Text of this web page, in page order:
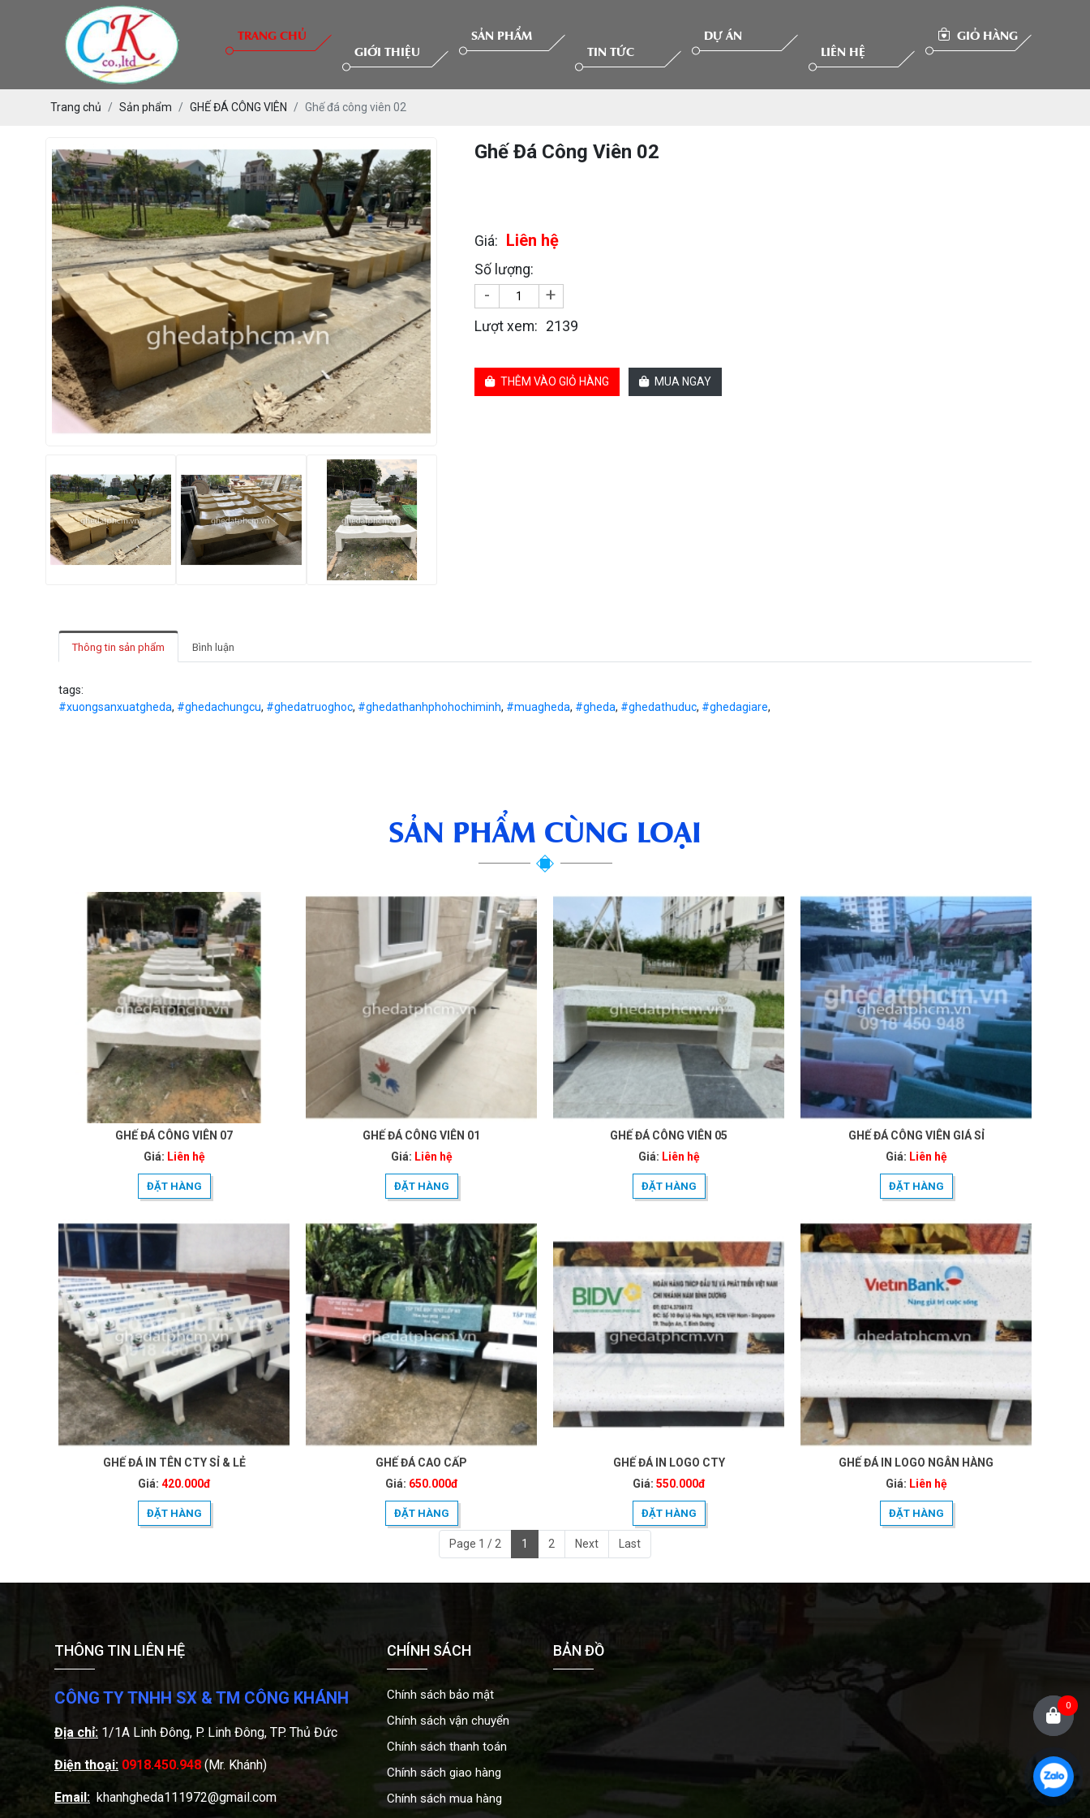
TRANG CHỦ
GIỚI THIỆU
SẢN PHẨM
TIN TỨC
DỰ ÁN
LIÊN HỆ
GIỎ HÀNG
Trang chủ Sản phẩm GHẾ ĐÁ CÔNG VIÊN Ghế đá công viên 02
Ghế Đá Công Viên 02
Giá: Liên hệ
Số lượng:
- +
Lượt xem: 2139
THÊM VÀO GIỎ HÀNG MUA NGAY
Thông tin sản phẩm Bình luận
tags:
#xuongsanxuatgheda, #ghedachungcu, #ghedatruoghoc, #ghedathanhphohochiminh, #muagheda, #gheda, #ghedathuduc, #ghedagiare,
SẢN PHẨM CÙNG LOẠI
GHẾ ĐÁ CÔNG VIÊN 07
Giá: Liên hệ
ĐẶT HÀNG
GHẾ ĐÁ CÔNG VIÊN 01
Giá: Liên hệ
ĐẶT HÀNG
GHẾ ĐÁ CÔNG VIÊN 05
Giá: Liên hệ
ĐẶT HÀNG
GHẾ ĐÁ CÔNG VIÊN GIÁ SỈ
Giá: Liên hệ
ĐẶT HÀNG
GHẾ ĐÁ IN TÊN CTY SỈ & LẺ
Giá: 420.000đ
ĐẶT HÀNG
GHẾ ĐÁ CAO CẤP
Giá: 650.000đ
ĐẶT HÀNG
GHẾ ĐÁ IN LOGO CTY
Giá: 550.000đ
ĐẶT HÀNG
GHẾ ĐÁ IN LOGO NGÂN HÀNG
Giá: Liên hệ
ĐẶT HÀNG
Page 1 / 2 1 2 Next Last
THÔNG TIN LIÊN HỆ
CÔNG TY TNHH SX & TM CÔNG KHÁNH
Địa chỉ: 1/1A Linh Đông, P. Linh Đông, TP. Thủ Đức
Điện thoại: 0918.450.948 (Mr. Khánh)
Email: khanhgheda111972@gmail.com
CHÍNH SÁCH
Chính sách bảo mật
Chính sách vận chuyển
Chính sách thanh toán
Chính sách giao hàng
Chính sách mua hàng
BẢN ĐỒ
0